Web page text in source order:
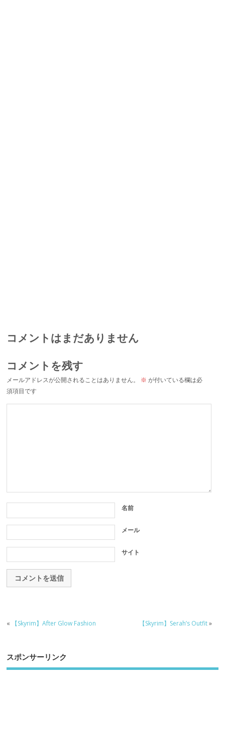
コメントはまだありません
コメントを残す
メールアドレスが公開されることはありません。 ※ が付いている欄は必
須項目です
名前
メール
サイト
« 【Skyrim】After Glow Fashion 【Skyrim】Serah’s Outfit»
スポンサーリンク